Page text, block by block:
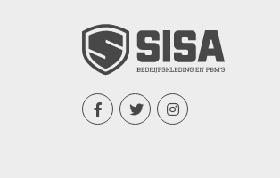
  